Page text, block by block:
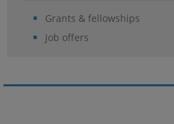
Grants & fellowships
Job offers